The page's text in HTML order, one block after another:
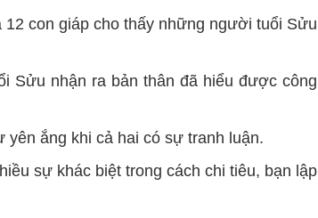
con giáp cho thấy những người tuổi Sửu
Sửu nhận ra bản thân đã hiểu được công
ắng khi cả hai có sự tranh luận.
sự khác biệt trong cách chi tiêu, bạn lập